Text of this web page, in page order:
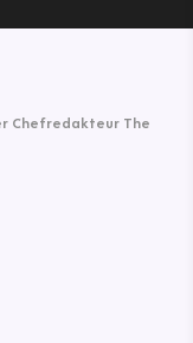
Chefredakteur The